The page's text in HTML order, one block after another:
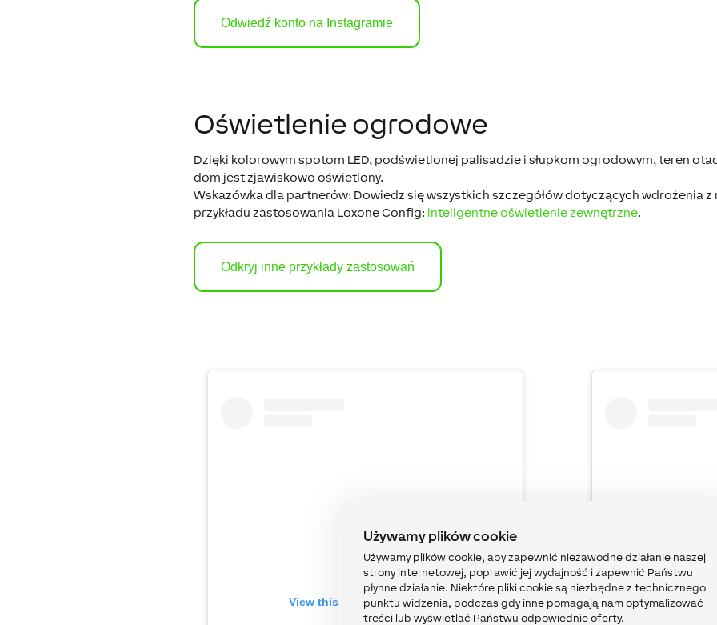
Używamy plików cookie
Używamy plików cookie, aby zapewnić niezawodne działanie naszej
strony internetowej, poprawić jej wydajność i zapewnić Państwu
płynne działanie. Niektóre pliki cookie są niezbędne z technicznego
punktu widzenia, podczas gdy inne pomagają nam optymalizować
treści lub wyświetlać Państwu odpowiednie oferty.
Odwiedź konto na Instagramie
Oświetlenie ogrodowe
Dzięki kolorowym spotom LED, podświetlonej palisadzie i słupkom ogrodowym, teren
dom jest zjawiskowo oświetlony.
Wskazówka dla partnerów: Dowiedz się wszystkich szczegółów dotyczących wdrożenia z
przykładu zastosowania Loxone Config: inteligentne oświetlenie zewnętrzne.
Odkryj inne przykłady zastosowań
View this post on Instagram View